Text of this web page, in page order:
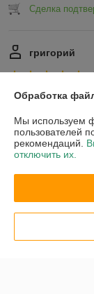
Сделка
григорий
О нас
Доставка и
Обработка
Мы используем
пользователей
рекомендаций.
отключить их.